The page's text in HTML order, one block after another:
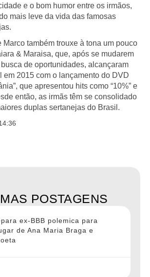
e o bom humor entre os irmãos,
mais leve da vida das famosas
Marco também trouxe à tona um pouco
& Maraisa, que, após se mudarem
de oportunidades, alcançaram
em 2015 com o lançamento do DVD
que apresentou hits como “10%” e
então, as irmãs têm se consolidado
duplas sertanejas do Brasil.
POSTAGENS
ex-BBB polemica para
de Ana Maria Braga e